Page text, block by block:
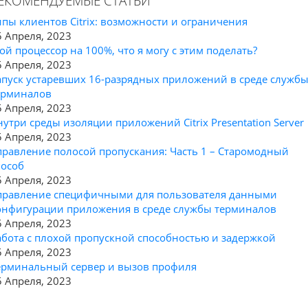
клиентов Citrix: возможности и ограничения
Апреля, 2023
процессор на 100%, что я могу с этим поделать?
Апреля, 2023
устаревших 16-разрядных приложений в среде службы
Апреля, 2023
среды изоляции приложений Citrix Presentation Server
Апреля, 2023
полосой пропускания: Часть 1 – Старомодный
Апреля, 2023
специфичными для пользователя данными
приложения в среде службы терминалов
Апреля, 2023
с плохой пропускной способностью и задержкой
Апреля, 2023
сервер и вызов профиля
Апреля, 2023